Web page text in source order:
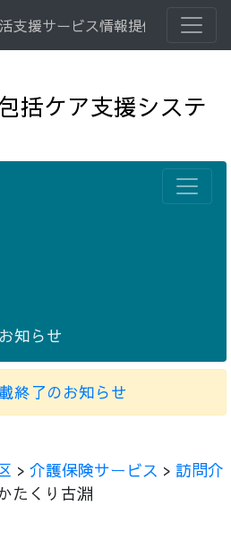
支援サービス情報提供システム
括ケア支援システ
知らせ
終了のお知らせ
> 介護保険サービス > 訪問介
たくり古淵